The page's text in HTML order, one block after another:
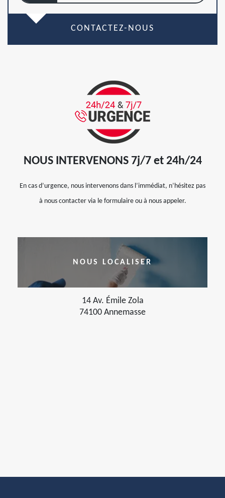
CONTACTEZ-NOUS
NOUS INTERVENONS 7j/7 et 24h/24
En cas d’urgence, nous intervenons dans l’immédiat, n’hésitez pas
à nous contacter via le formulaire ou à nous appeler.
NOUS LOCALISER
14 Av. Émile Zola
74100 Annemasse